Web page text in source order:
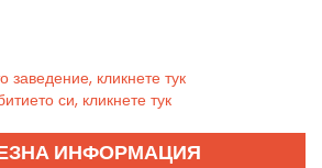
заведение, кликнете тук
си, кликнете тук
ИНФОРМАЦИЯ